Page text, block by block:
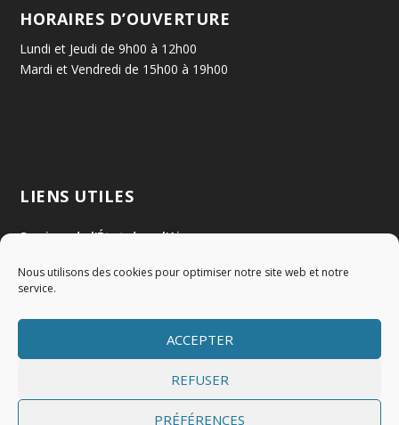
Nous utilisons des cookies pour optimiser notre site web et notre
service.
ACCEPTER
REFUSER
PRÉFÉRENCES
HORAIRES D’OUVERTURE
Lundi et Jeudi de 9h00 à 12h00
Mardi et Vendredi de 15h00 à 19h00
LIENS UTILES
Services de l'État dans l'Ain
Communauté de Communes Val de Saône Centre
SMIDOM